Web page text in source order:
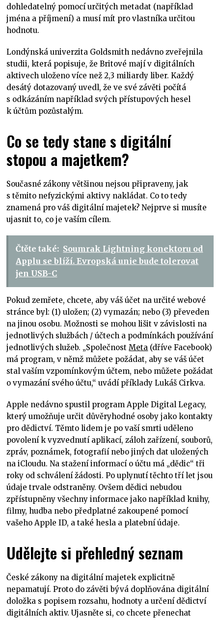
dohledatelný pomocí určitých metadat (například
jména a příjmení) a musí mít pro vlastníka určitou
hodnotu.
Londýnská univerzita Goldsmith nedávno zveřejnila
studii, která popisuje, že Britové mají v digitálních
aktivech uloženo více než 2,3 miliardy liber. Každý
desátý dotazovaný uvedl, že ve své závěti počítá
s odkázáním například svých přístupových hesel
k účtům pozůstalým.
Co se tedy stane s digitální
stopou a majetkem?
Současné zákony většinou nejsou připraveny, jak
s těmito nefyzickými aktivy nakládat. Co to tedy
znamená pro váš digitální majetek? Nejprve si musíte
ujasnit to, co je vaším cílem.
Čtěte také: Soumrak Lightning konektoru od
Applu se blíží. Evropská unie bude tolerovat
jen USB-C
Pokud zemřete, chcete, aby váš účet na určité webové
stránce byl: (1) uložen; (2) vymazán; nebo (3) převeden
na jinou osobu. Možnosti se mohou lišit v závislosti na
jednotlivých službách / účtech a podmínkách používání
jednotlivých služeb. „SpolečnostMeta (dříve Facebook)
má program, v němž můžete požádat, aby se váš účet
stal vaším vzpomínkovým účtem, nebo můžete požádat
o vymazání svého účtu,“ uvádí příklady Lukáš Cirkva.
Apple nedávno spustil program Apple Digital Legacy,
který umožňuje určit důvěryhodné osoby jako kontakty
pro dědictví. Těmto lidem je po vaší smrti uděleno
povolení k vyzvednutí aplikací, záloh zařízení, souborů,
zpráv, poznámek, fotografií nebo jiných dat uložených
na iCloudu. Na stažení informací o účtu má „dědic“ tři
roky od schválení žádosti. Po uplynutí těchto tří let jsou
údaje trvale odstraněny. Ovšem dědici nebudou
zpřístupněny všechny informace jako například knihy,
filmy, hudba nebo předplatné zakoupené pomocí
vašeho Apple ID, a také hesla a platební údaje.
Udělejte si přehledný seznam
České zákony na digitální majetek explicitně
nepamatují. Proto do závěti bývá doplňována digitální
doložka s popisem rozsahu, hodnoty a určení dědictví
digitálních aktiv. Ujasněte si, co chcete přenechat